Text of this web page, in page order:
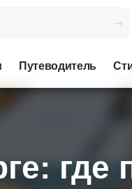
Путеводитель
где